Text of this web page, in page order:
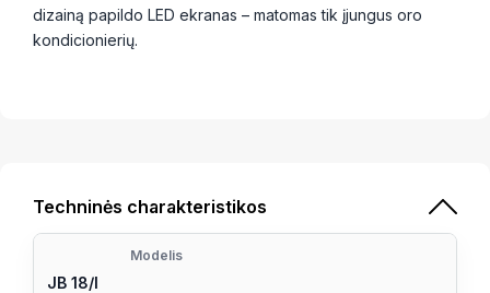
dizainą papildo LED ekranas – matomas tik įjungus oro
kondicionierių.
Techninės charakteristikos
Modelis
JB 18/l